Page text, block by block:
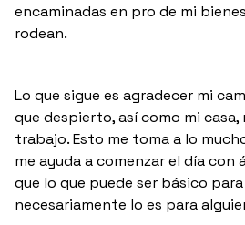
encaminadas en pro de mi
rodean.
Lo que sigue es agradecer mi
que despierto, así como mi casa,
trabajo. Esto me toma a lo
me ayuda a comenzar el día
que lo que puede ser básico
necesariamente lo es para